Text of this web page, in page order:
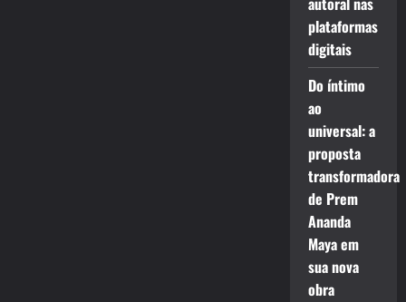
plataformas
digitais
Do íntimo
ao
universal: a
proposta
transformadora
de Prem
Ananda
Maya em
sua nova
obra